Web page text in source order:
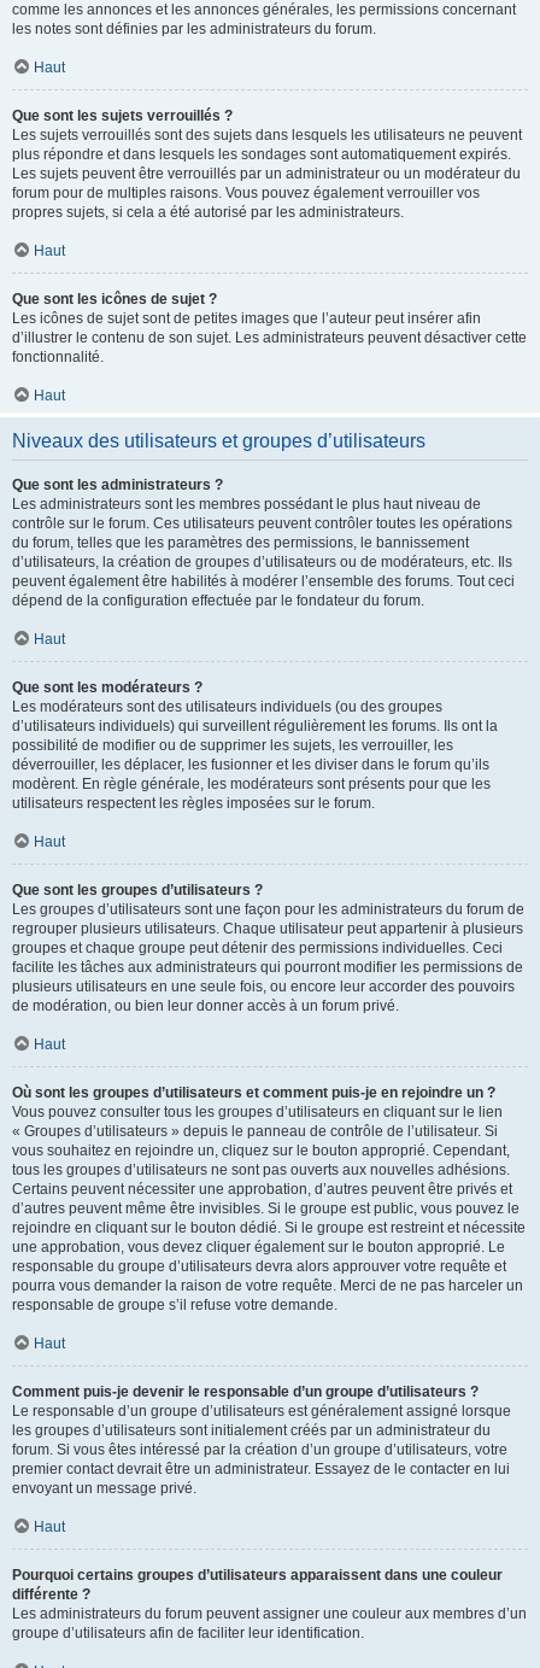
comme les annonces et les annonces générales, les permissions concernant
les notes sont définies par les administrateurs du forum.
Haut
Que sont les sujets verrouillés ?
Les sujets verrouillés sont des sujets dans lesquels les utilisateurs ne peuvent
plus répondre et dans lesquels les sondages sont automatiquement expirés.
Les sujets peuvent être verrouillés par un administrateur ou un modérateur du
forum pour de multiples raisons. Vous pouvez également verrouiller vos
propres sujets, si cela a été autorisé par les administrateurs.
Haut
Que sont les icônes de sujet ?
Les icônes de sujet sont de petites images que l’auteur peut insérer afin
d’illustrer le contenu de son sujet. Les administrateurs peuvent désactiver cette
fonctionnalité.
Haut
Niveaux des utilisateurs et groupes d’utilisateurs
Que sont les administrateurs ?
Les administrateurs sont les membres possédant le plus haut niveau de
contrôle sur le forum. Ces utilisateurs peuvent contrôler toutes les opérations
du forum, telles que les paramètres des permissions, le bannissement
d’utilisateurs, la création de groupes d’utilisateurs ou de modérateurs, etc. Ils
peuvent également être habilités à modérer l’ensemble des forums. Tout ceci
dépend de la configuration effectuée par le fondateur du forum.
Haut
Que sont les modérateurs ?
Les modérateurs sont des utilisateurs individuels (ou des groupes
d’utilisateurs individuels) qui surveillent régulièrement les forums. Ils ont la
possibilité de modifier ou de supprimer les sujets, les verrouiller, les
déverrouiller, les déplacer, les fusionner et les diviser dans le forum qu’ils
modèrent. En règle générale, les modérateurs sont présents pour que les
utilisateurs respectent les règles imposées sur le forum.
Haut
Que sont les groupes d’utilisateurs ?
Les groupes d’utilisateurs sont une façon pour les administrateurs du forum de
regrouper plusieurs utilisateurs. Chaque utilisateur peut appartenir à plusieurs
groupes et chaque groupe peut détenir des permissions individuelles. Ceci
facilite les tâches aux administrateurs qui pourront modifier les permissions de
plusieurs utilisateurs en une seule fois, ou encore leur accorder des pouvoirs
de modération, ou bien leur donner accès à un forum privé.
Haut
Où sont les groupes d’utilisateurs et comment puis-je en rejoindre un ?
Vous pouvez consulter tous les groupes d’utilisateurs en cliquant sur le lien
« Groupes d’utilisateurs » depuis le panneau de contrôle de l’utilisateur. Si
vous souhaitez en rejoindre un, cliquez sur le bouton approprié. Cependant,
tous les groupes d’utilisateurs ne sont pas ouverts aux nouvelles adhésions.
Certains peuvent nécessiter une approbation, d’autres peuvent être privés et
d’autres peuvent même être invisibles. Si le groupe est public, vous pouvez le
rejoindre en cliquant sur le bouton dédié. Si le groupe est restreint et nécessite
une approbation, vous devez cliquer également sur le bouton approprié. Le
responsable du groupe d’utilisateurs devra alors approuver votre requête et
pourra vous demander la raison de votre requête. Merci de ne pas harceler un
responsable de groupe s’il refuse votre demande.
Haut
Comment puis-je devenir le responsable d’un groupe d’utilisateurs ?
Le responsable d’un groupe d’utilisateurs est généralement assigné lorsque
les groupes d’utilisateurs sont initialement créés par un administrateur du
forum. Si vous êtes intéressé par la création d’un groupe d’utilisateurs, votre
premier contact devrait être un administrateur. Essayez de le contacter en lui
envoyant un message privé.
Haut
Pourquoi certains groupes d’utilisateurs apparaissent dans une couleur
différente ?
Les administrateurs du forum peuvent assigner une couleur aux membres d’un
groupe d’utilisateurs afin de faciliter leur identification.